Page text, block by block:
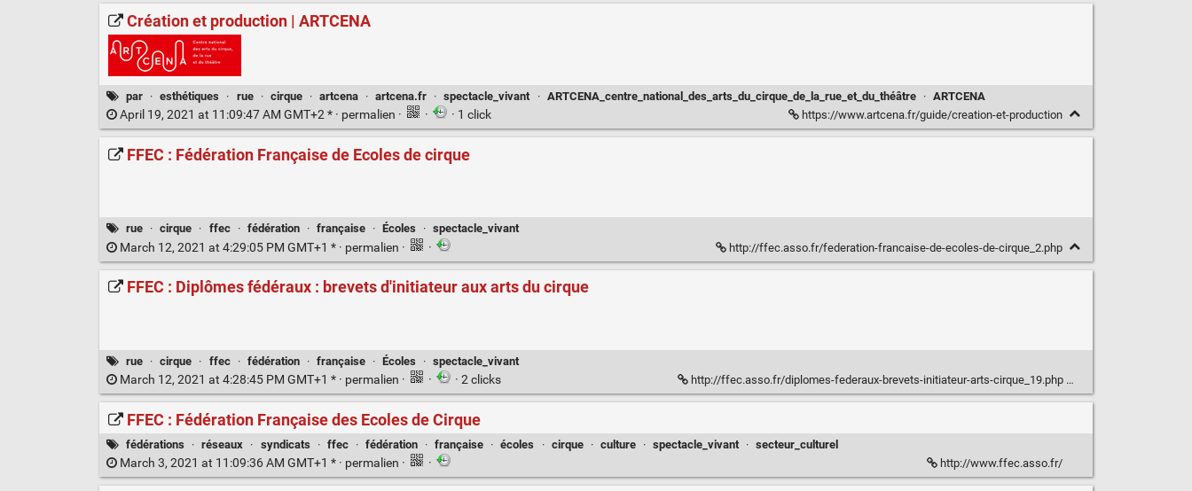
Création et production | ARTCENA
par · esthétiques · rue · cirque · artcena · artcena.fr · spectacle_vivant · ARTCENA_centre_national_des_arts_du_cirque_de_la_rue_et_du_théâtre · ARTCENA
April 19, 2021 at 11:09:47 AM GMT+2 * · permalien · · · 1 click https://www.artcena.fr/guide/creation-et-production
FFEC : Fédération Française de Ecoles de cirque
rue · cirque · ffec · fédération · française · Écoles · spectacle_vivant
March 12, 2021 at 4:29:05 PM GMT+1 * · permalien · · http://ffec.asso.fr/federation-francaise-de-ecoles-de-cirque_2.php
FFEC : Diplômes fédéraux : brevets d'initiateur aux arts du cirque
rue · cirque · ffec · fédération · française · Écoles · spectacle_vivant
March 12, 2021 at 4:28:45 PM GMT+1 * · permalien · · · 2 clicks http://ffec.asso.fr/diplomes-federaux-brevets-initiateur-arts-cirque_19.php
FFEC : Fédération Française des Ecoles de Cirque
fédérations · réseaux · syndicats · ffec · fédération · française · écoles · cirque · culture · spectacle_vivant · secteur_culturel
March 3, 2021 at 11:09:36 AM GMT+1 * · permalien · · http://www.ffec.asso.fr/